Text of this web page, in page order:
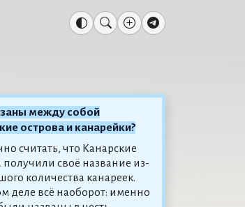
между собой
острова и канарейки?
считать, что Канарские
получили своё название из-
количества канареек.
деле всё наоборот: именно